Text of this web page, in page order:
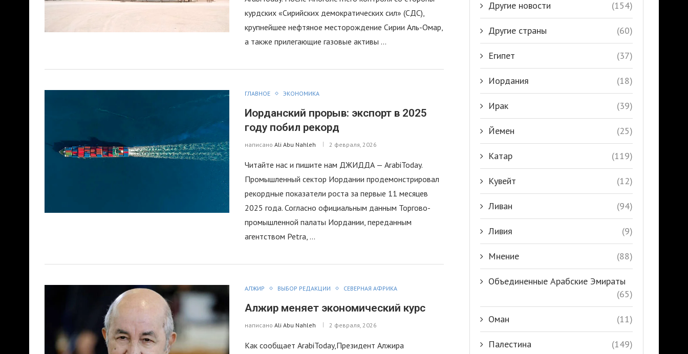
курдских «Сирийских демократических сил» (СДС),
крупнейшее нефтяное месторождение Сирии Аль-Омар,
а также прилегающие газовые активы …
ГЛАВНОЕ ЭКОНОМИКА
Иорданский прорыв: экспорт в 2025
году побил рекорд
написано Ali Abu Nahleh 2 февраля, 2026
Читайте нас и пишите нам ДЖИДДА — ArabiToday.
Промышленный сектор Иордании продемонстрировал
рекордные показатели роста за первые 11 месяцев
2025 года. Согласно официальным данным Торгово-
промышленной палаты Иордании, переданным
агентством Petra, …
АЛЖИР ВЫБОР РЕДАКЦИИ СЕВЕРНАЯ АФРИКА
Алжир меняет экономический курс
написано Ali Abu Nahleh 2 февраля, 2026
Как сообщает ArabiToday,Президент Алжира
Другие новости (154)
Другие страны (60)
Египет (37)
Иордания (18)
Ирак (39)
Йемен (25)
Катар (119)
Кувейт (12)
Ливан (94)
Ливия (9)
Мнение (88)
Объединенные Арабские Эмираты
(65)
Оман (11)
Палестина (149)